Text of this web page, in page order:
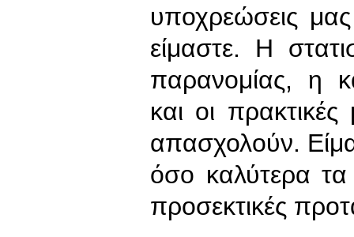
υποχρεώσεις
είμαστε. Η
παρανομίας, η
και οι
απασχολούν.
όσο καλύτερα
προσεκτικές